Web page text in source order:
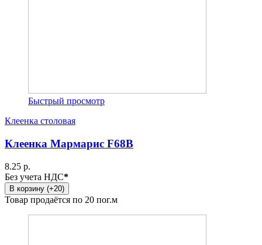
Быстрый просмотр
Клеенка столовая
Клеенка Мармарис F68B
8.25 р.
Без учета НДС*
В корзину (+20)
Товар продаётся по 20 пог.м